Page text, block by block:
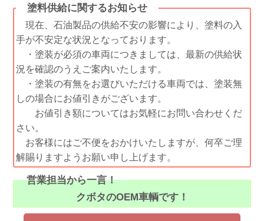
塗料供給に関するお知らせ
現在、石油製品の供給不安の影響により、塗料の入
手が不安定な状況となっております。
・塗装が必須の車両につきましては、最新の供給状
況を確認のうえご案内いたします。
・塗装の有無をお選びいただける車両では、塗装無
しの場合にお値引きがございます。
お値引き額についてはお気軽にお問い合わせくだ
さい。
お客様にはご不便をおかけいたしますが、何卒ご理
解賜りますようお願い申し上げます。
営業担当から一言！
クボタのOEM車輌です！